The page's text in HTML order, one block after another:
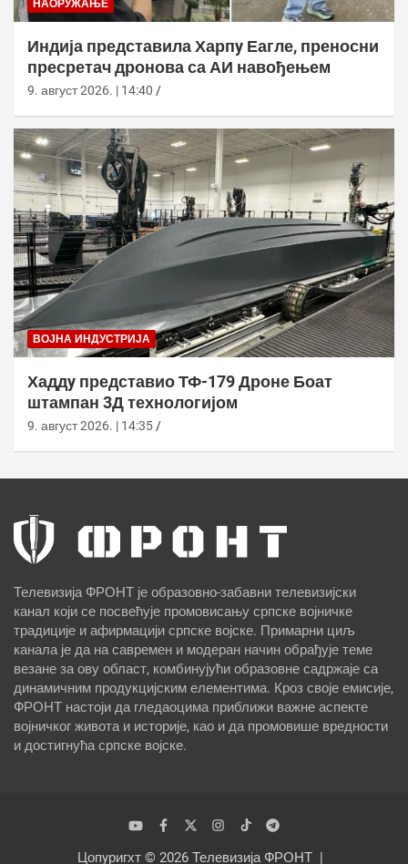
НАОРУЖАЊЕ
Индија представила Харпy Еагле, преносни
пресретач дронова са АИ навођењем
9. август 2026. | 14:40
ВОЈНА ИНДУСТРИЈА
Хаддy представио ТФ-179 Дроне Боат
штампан 3Д технологијом
9. август 2026. | 14:35
Телевизија ФРОНТ је образовно-забавни телевизијски
канал који се посвећује промовисању српске војничке
традиције и афирмацији српске војске. Примарни циљ
канала је да на савремен и модеран начин обрађује теме
везане за ову област, комбинујући образовне садржаје са
динамичним продукцијским елементима. Кроз своје емисије,
ФРОНТ настоји да гледаоцима приближи важне аспекте
војничког живота и историје, као и да промовише вредности
и достигнућа српске војске.
Цопyригхт © 2026 Телевизија ФРОНТ